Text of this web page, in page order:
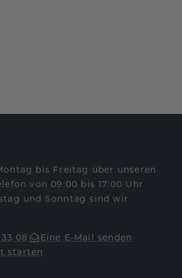
bis Freitag über unseren
von 09:00 bis 17:00 Uhr
und Sonntag sind wir
08
Eine E-Mail senden
starten